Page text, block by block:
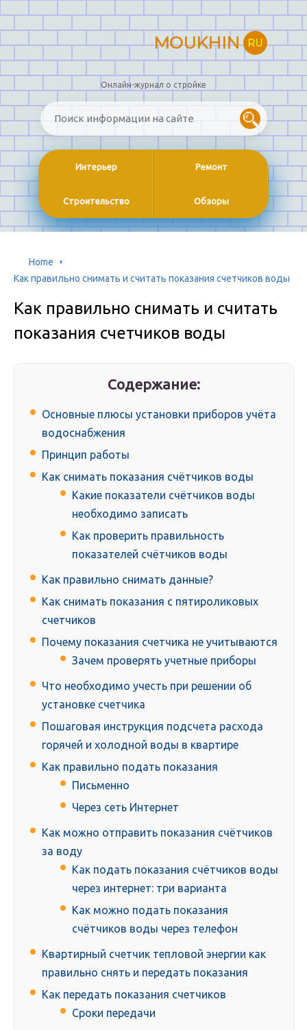
MOUKHIN RU
Онлайн-журнал о стройке
Интерьер Ремонт
Строительство Обзоры
Home
Как правильно снимать и считать показания счетчиков воды
Как правильно снимать и считать
показания счетчиков воды
Содержание:
Основные плюсы установки приборов учёта
водоснабжения
Принцип работы
Как снимать показания счётчиков воды
Какие показатели счётчиков воды
необходимо записать
Как проверить правильность
показателей счётчиков воды
Как правильно снимать данные?
Как снимать показания с пятироликовых
счетчиков
Почему показания счетчика не учитываются
Зачем проверять учетные приборы
Что необходимо учесть при решении об
установке счетчика
Пошаговая инструкция подсчета расхода
горячей и холодной воды в квартире
Как правильно подать показания
Письменно
Через сеть Интернет
Как можно отправить показания счётчиков
за воду
Как подать показания счётчиков воды
через интернет: три варианта
Как можно подать показания
счётчиков воды через телефон
Квартирный счетчик тепловой энергии как
правильно снять и передать показания
Как передать показания счетчиков
Сроки передачи